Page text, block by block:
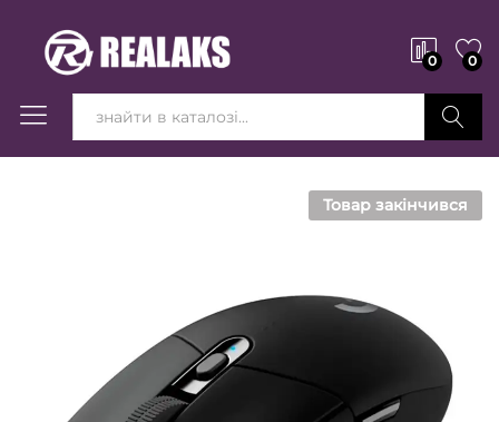
0 0
Вперед!
Товар закінчився